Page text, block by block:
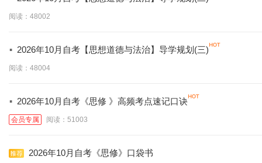
阅读：48002
· 2026年10月自考【思想道德与法治】导学规划(三)
阅读：48004
· 2026年10月自考《思修 》高频考点速记口诀
会员专属 阅读：51003
2026年10月自考《思修》口袋书